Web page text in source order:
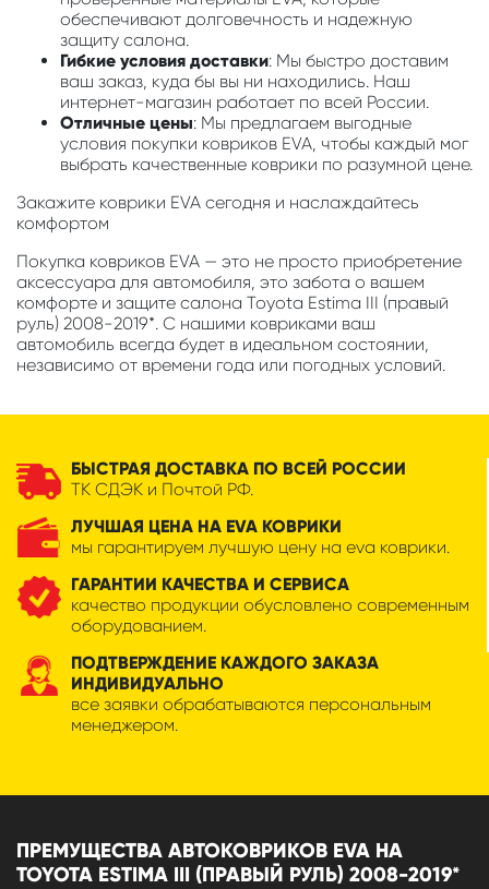
обеспечивают долговечность и надежную
защиту салона.
Гибкие условия доставки: Мы быстро доставим
ваш заказ, куда бы вы ни находились. Наш
интернет-магазин работает по всей России.
Отличные цены: Мы предлагаем выгодные
условия покупки ковриков EVA, чтобы каждый мог
выбрать качественные коврики по разумной цене.
Закажите коврики EVA сегодня и наслаждайтесь
комфортом
Покупка ковриков EVA — это не просто приобретение
аксессуара для автомобиля, это забота о вашем
комфорте и защите салона Toyota Estima III (правый
руль) 2008-2019*. С нашими ковриками ваш
автомобиль всегда будет в идеальном состоянии,
независимо от времени года или погодных условий.
БЫСТРАЯ ДОСТАВКА ПО ВСЕЙ РОССИИ
ТК СДЭК и Почтой РФ.
ЛУЧШАЯ ЦЕНА НА EVA КОВРИКИ
мы гарантируем лучшую цену на eva коврики.
ГАРАНТИИ КАЧЕСТВА И СЕРВИСА
качество продукции обусловлено современным
оборудованием.
ПОДТВЕРЖДЕНИЕ КАЖДОГО ЗАКАЗА
ИНДИВИДУАЛЬНО
все заявки обрабатываются персональным
менеджером.
ПРЕМУЩЕСТВА АВТОКОВРИКОВ EVA НА
TOYOTA ESTIMA III (ПРАВЫЙ РУЛЬ) 2008-2019*